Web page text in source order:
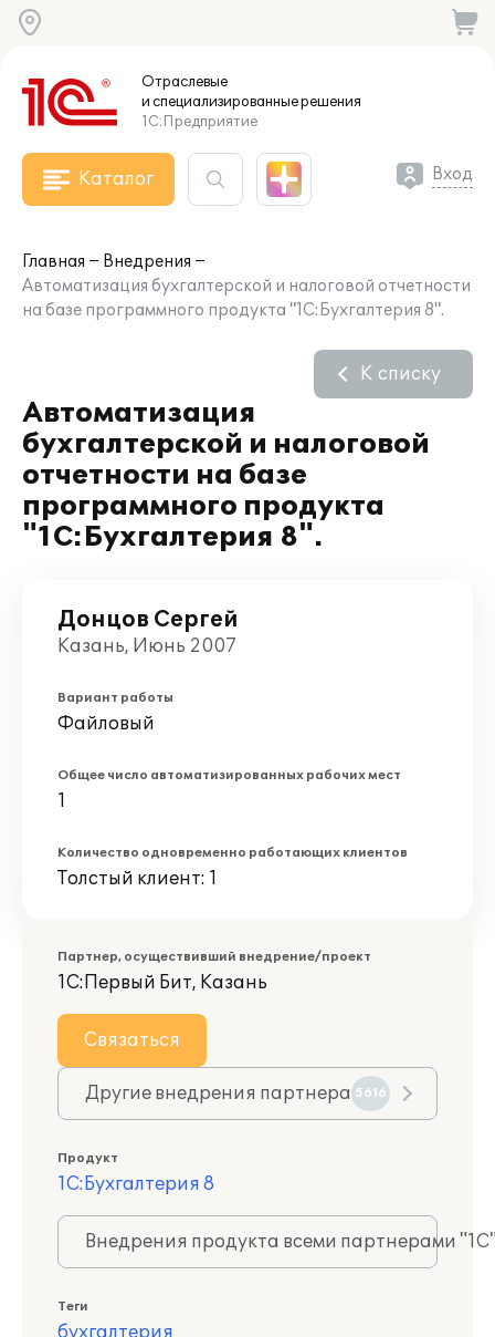
Отраслевые
и специализированныерешения
1С:Предприятие
Каталог Вход
Главная
Внедрения
Автоматизация бухгалтерской и налоговой отчетности
на базе программного продукта "1С:Бухгалтерия 8".
Автоматизация
бухгалтерской и налоговой
отчетности на базе
программного продукта
"1С:Бухгалтерия 8".
К списку
Донцов Сергей
Казань, Июнь 2007
Вариант работы
Файловый
Общее число автоматизированных рабочих мест
1
Количество одновременно работающих клиентов
Толстый клиент: 1
Партнер, осуществивший внедрение/проект
1С:Первый Бит, Казань
Связаться
Другие внедрения партнера 5616
Продукт
1С:Бухгалтерия 8
Внедрения продукта всеми партнерами
Теги
бухгалтерия